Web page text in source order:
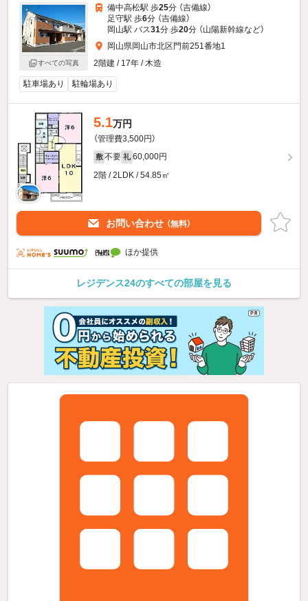
すべての写真
備中高松駅 歩25分 （吉備線）
足守駅 歩6分 （吉備線）
岡山駅 バス31分 歩20分 （山陽新幹線など）
岡山県岡山市北区門前251番地1
2階建 / 17年 / 木造
駐車場あり 駐輪場あり
5.1万円
（管理費3,500円）
敷 不要 礼 60,000円
2階 / 2LDK / 54.85㎡
お問い合わせ （無料）
ほか提供
レジデンス24のすべての部屋を見る